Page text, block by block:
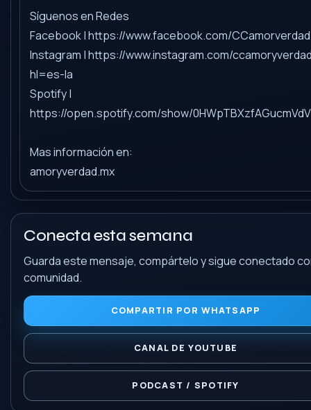
Síguenos en Redes
Facebook | https://www.facebook.com/CCamorverdad
Instagram | https://www.instagram.com/
hl=es-la
Spotify |
https://open.spotify.com/show/
Mas información en:
amoryverdad.mx
Conecta esta semana
Guarda este mensaje, compártelo y sigue conectado
comunidad.
COMPARTIR POR WHATSAPP
CANAL DE YOUTUBE
PODCAST / SPOTIFY